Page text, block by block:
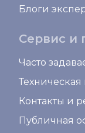
Блоги
Сервис и
Часто
Контакты и
Публичная